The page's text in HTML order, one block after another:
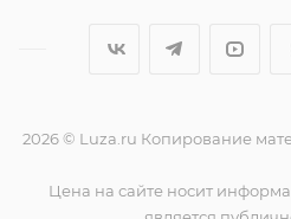
2026 © Luza.ru Копирование
Цена на сайте носит